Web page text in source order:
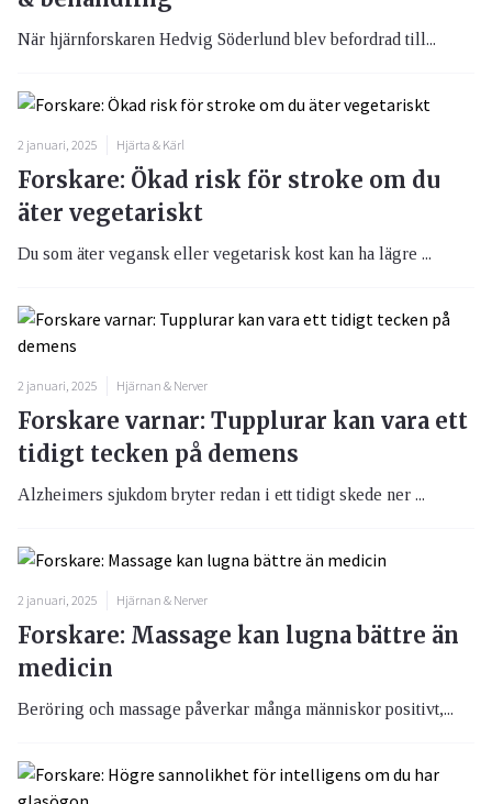
När hjärnforskaren Hedvig Söderlund blev befordrad till...
2 januari, 2025 Hjärta & Kärl
Forskare: Ökad risk för stroke om du
äter vegetariskt
Du som äter vegansk eller vegetarisk kost kan ha lägre ...
2 januari, 2025 Hjärnan & Nerver
Forskare varnar: Tupplurar kan vara ett
tidigt tecken på demens
Alzheimers sjukdom bryter redan i ett tidigt skede ner ...
2 januari, 2025 Hjärnan & Nerver
Forskare: Massage kan lugna bättre än
medicin
Beröring och massage påverkar många människor positivt,...